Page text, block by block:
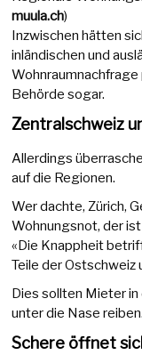
muula.ch)
Inzwischen hätten
inländischen und
Behörde sogar.
Zentralschweiz
Allerdings
auf die Regionen.
Wer dachte, Zürich,
Wohnungsnot, der
«Die Knappheit
Teile der Ostschweiz
Dies sollten Mieter
unter die Nase
Schere öffnet